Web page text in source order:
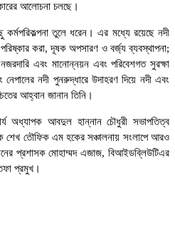
আলোচনা চলছে।
কর্মপরিকল্পনা তুলে ধরেন। এর মধ্যে রয়েছে নদী
করা, দূষক অপসারণ ও বর্জ্য ব্যবস্থাপনা;
এবং মানোন্নয়ন এবং পরিবেশগত সুরক্ষা
নদী পুনরুদ্ধারে উদাহরণ দিয়ে নদী এবং
আহ্বান জানান তিনি।
অধ্যাপক আবদুল হান্নান চৌধুরী সভাপতিত্ব
তৌফিক এম হকের সঞ্চালনায় সংলাপে আরও
প্রশাসক মোহাম্মদ এজাজ, বিআইডব্লিউটিএর
প্রমুখ।